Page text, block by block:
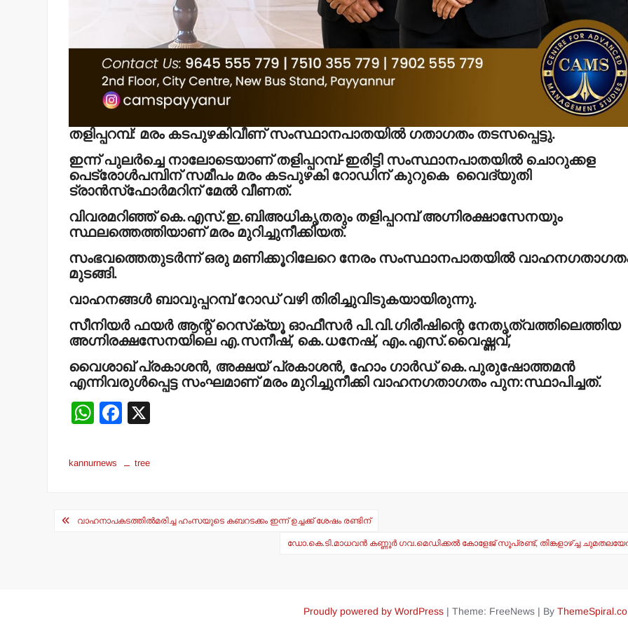
തളിപ്പറമ്പ്: മരം കടപുഴകിവീണ് സംസ്ഥാനപാതയില്‍ ഗതാഗതം തടസപ്പെട്ടു.
ഇന്ന് പുലര്‍ച്ചെ നാലോടെയാണ് തളിപ്പറമ്പ്-ഇരിട്ടി സംസ്ഥാനപാതയില്‍ ചൊറുക്കള
പെട്രോള്‍പമ്പിന് സമീപം മരം കടപുഴകി റോഡിന് കുറുകെ വൈദ്യുതി
ട്രാന്‍സ്‌ഫോര്‍മറിന് മേല്‍ വീണത്.
വിവരമറിഞ്ഞ് കെ.എസ്.ഇ.ബിഅധികൃതരും തളിപ്പറമ്പ് അഗ്നിരക്ഷാസേനയും
സ്ഥലത്തെത്തിയാണ് മരം മുറിച്ചുനീക്കിയത്.
സംഭവത്തെതുടര്‍ന്ന് ഒരു മണിക്കൂറിലേറെ നേരം സംസ്ഥാനപാതയില്‍
മുടങ്ങി.
വാഹനങ്ങള്‍ ബാവുപ്പറമ്പ് റോഡ് വഴി തിരിച്ചുവിടുകയായിരുന്നു.
സീനിയര്‍ ഫയര്‍ ആന്റ് റെസ്‌ക്യൂ ഓഫീസര്‍ പി.വി.ഗിരീഷിന്റെ നേതൃത്വത്തിലെത്തിയ
അഗ്നിരക്ഷസേനയിലെ എ.സനീഷ്, കെ.ധനേഷ്, എം.എസ്.വൈഷ്ണവ്,
വൈശാഖ് പ്രകാശന്‍, അക്ഷയ് പ്രകാശന്‍, ഹോം ഗാര്‍ഡ് കെ.പുരുഷോത്തമന്‍
എന്നിവരുള്‍പ്പെട്ട സംഘമാണ് മരം മുറിച്ചുനീക്കി വാഹനഗതാഗതം പുന:സ്ഥാപിച്ചത്.
W
at
p
F
o
kannurnews tree
Postവാഹനാപകടത്തില്‍മരിച്ച ഹംസയുടെ കബറടക്കം ഇന്ന് ഉച്ചക്ക് ശേഷം രണ്ടിന്
ഡോ.കെ.ടി.മാധവന്‍ കണ്ണൂര്‍ ഗവ.മെഡിക്കല്‍ കോളേജ് സൂപ്രണ്ട്, തിങ്കളാഴ്ച്ച
Proudly powered by WordPress | Theme: FreeNews | By